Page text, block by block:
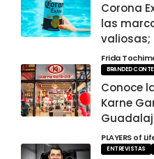
Corona
las
valiosas;
Frida
BRANDED
Conoce
Karne
PLAYERS of
ENTREVISTAS